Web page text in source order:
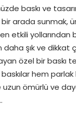
baskı ve
arada sunmak,
etkili yollarından
daha şık ve dikkat
özel bir baskı
hem
uzun ömürlü ve